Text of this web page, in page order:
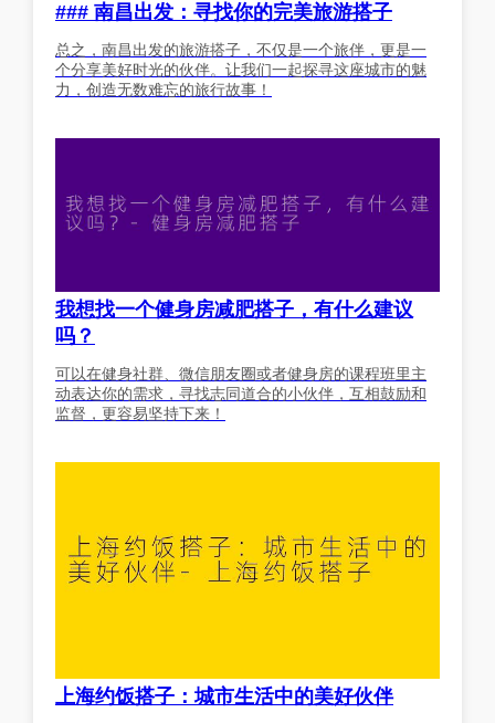
### 南昌出发：寻找你的完美旅游搭子
总之，南昌出发的旅游搭子，不仅是一个旅伴，更是一
个分享美好时光的伙伴。让我们一起探寻这座城市的魅
力，创造无数难忘的旅行故事！
我想找一个健身房减肥搭子，有什么建议
吗？
可以在健身社群、微信朋友圈或者健身房的课程班里主
动表达你的需求，寻找志同道合的小伙伴，互相鼓励和
监督，更容易坚持下来！
上海约饭搭子：城市生活中的美好伙伴